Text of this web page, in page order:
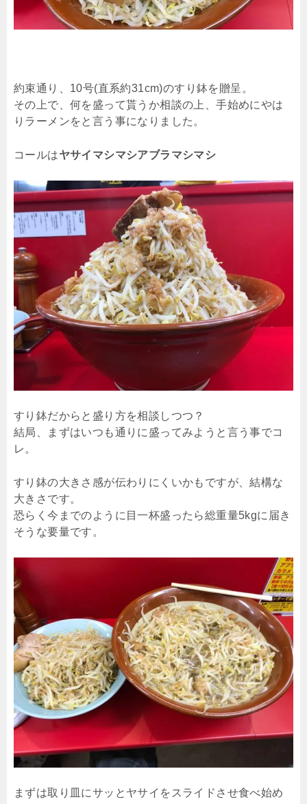
約束通り、10号(直系約31cm)のすり鉢を贈呈。
その上で、何を盛って貰うか相談の上、手始めにやは
りラーメンをと言う事になりました。
コールはヤサイマシマシアブラマシマシ
すり鉢だからと盛り方を相談しつつ？
結局、まずはいつも通りに盛ってみようと言う事でコ
レ。
すり鉢の大きさ感が伝わりにくいかもですが、結構な
大きさです。
恐らく今までのように目一杯盛ったら総重量5kgに届き
そうな要量です。
まずは取り皿にサッとヤサイをスライドさせ食べ始め